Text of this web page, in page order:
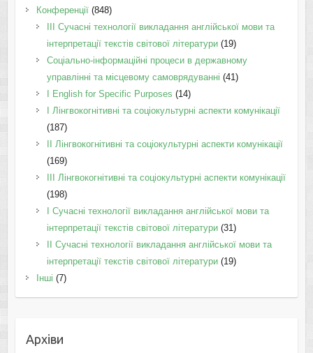
Конференції(848)
III Сучасні технології викладання англійської мови та
інтерпретації текстів світової літератури(19)
Соціально-інформаційні процеси в державному
управлінні та місцевому самоврядуванні (41)
І English for Specific Purposes (14)
I Лінгвокогнітивні та соціокультурні аспекти комунікації
(187)
IІ Лінгвокогнітивні та соціокультурні аспекти комунікації
(169)
IІI Лінгвокогнітивні та соціокультурні аспекти комунікації
(198)
I Cучасні технології викладання англійської мови та
інтерпретації текстів світової літератури(31)
II Cучасні технології викладання англійської мови та
інтерпретації текстів світової літератури(19)
Інші (7)
Архіви